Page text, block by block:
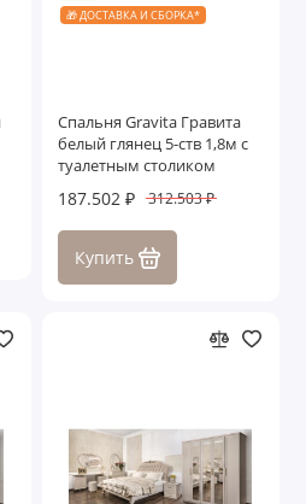
🎁 ДОСТАВКА И СБОРКА*
Спальня Gravita Гравита
белый глянец 5-ств 1,8м с
туалетным столиком
187.502 ₽ 312.503 ₽
Купить